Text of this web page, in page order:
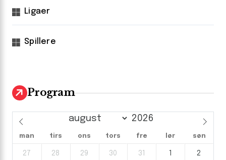
Ligaer
Spillere
Program
man tirs ons tors fre lør søn
27 28 29 30 31 2